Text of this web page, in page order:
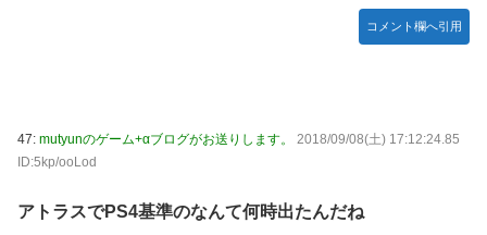
コメント欄へ引用
47: mutyunのゲーム+αブログがお送りします。
2018/09/08(土) 17:12:24.85
ID:5kp/ooLod
アトラスでPS4基準のなんて何時出たんだね